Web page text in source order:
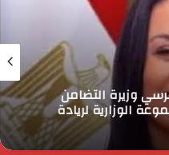
وزيرة التضامن
الوزارية لريادة